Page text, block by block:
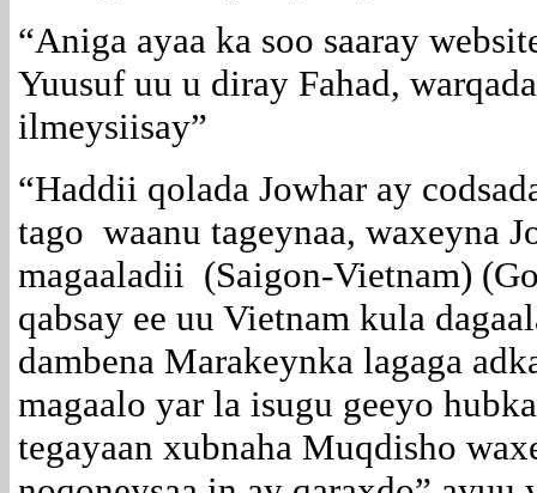
“Aniga ayaa ka soo saaray
Yuusuf uu u diray Fahad,
ilmeysiisay”
“Haddii qolada Jowhar ay
tago waanu tageynaa, waxeyna
magaaladii (Saigon-Vietnam)
qabsay ee uu Vietnam kula
dambena Marakeynka lagaga
magaalo yar la isugu geeyo
tegayaan xubnaha Muqdisho